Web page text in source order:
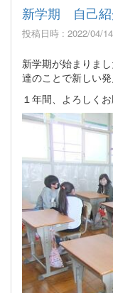
新学期 自己
投稿日時 : 2022/04/14
新学期が始まりま
達のことで新しい発
１年間、よろしく